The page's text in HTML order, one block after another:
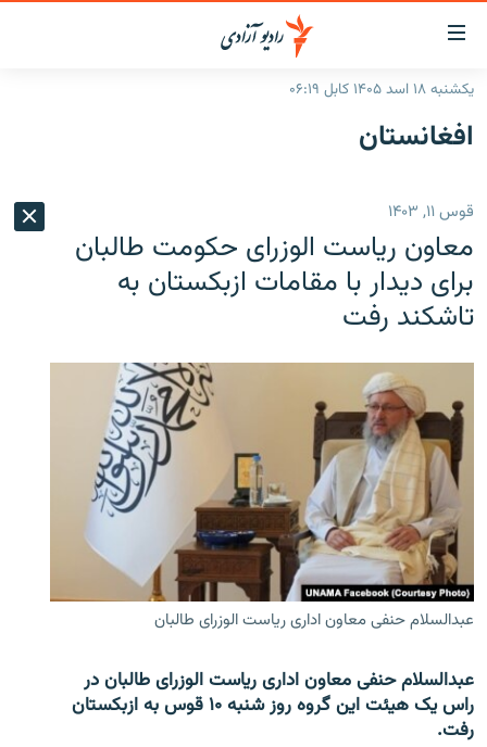
لینک‌های
قابل
دسترسی
بازگشت
بازگشت
منوی
اصلی
مراجعه
صفحه
صفحه نخست
گزارش‌ها
منطقه
شرق میانه
جهان
افغانستان
جدول نشرات
مصاحبه‌ها
برنامه‌ها
بحران مهاجرت
'کووید-۱۹'
تماس
صفحه پشتو
Azadi English
یکشنبه ۱۸ اسد ۱۴۰۵ کابل ۰۶:۱۹
افغانستان
قوس ۱۱, ۱۴۰۳
معاون ریاست الوزرای حکومت طالبان
برای دیدار با مقامات ازبکستان به
تاشکند رفت
عبدالسلام حنفی معاون اداری ریاست الوزرای طالبان
عبدالسلام حنفی معاون اداری ریاست الوزرای طالبان در
راس یک هیئت این گروه روز شنبه ۱۰ قوس به ازبکستان
رفت.